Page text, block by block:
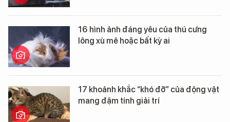
16 hình ảnh đáng yêu của thú cưng
lông xù mê hoặc bất kỳ ai
17 khoảnh khắc “khó đỡ” của động vật
mang đậm tính giải trí